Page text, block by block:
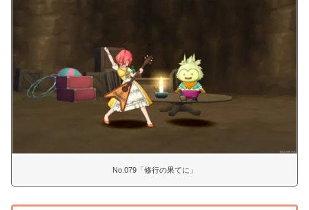
No.079「修行の果てに」